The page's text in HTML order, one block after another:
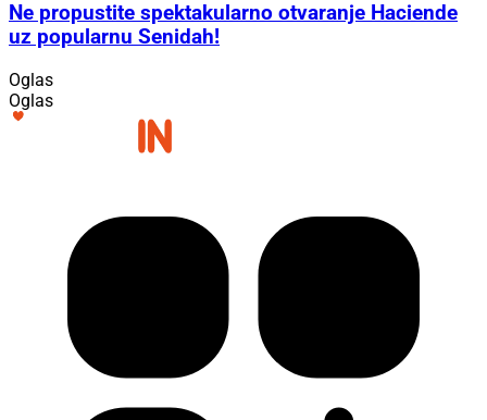
Ne propustite spektakularno otvaranje Haciende
uz popularnu Senidah!
Oglas
Oglas